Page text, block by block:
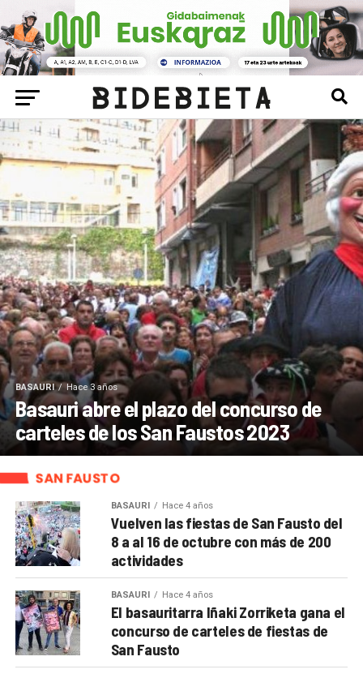
BASAURI Hace 3 años
Basauri abre el plazo del concurso de
carteles de los San Faustos 2023
SAN FAUSTO
BASAURI Hace 4 años
Vuelven las fiestas de San Fausto del
8 a al 16 de octubre con más de 200
actividades
BASAURI Hace 4 años
El basauritarra Iñaki Zorriketa gana el
concurso de carteles de fiestas de
San Fausto